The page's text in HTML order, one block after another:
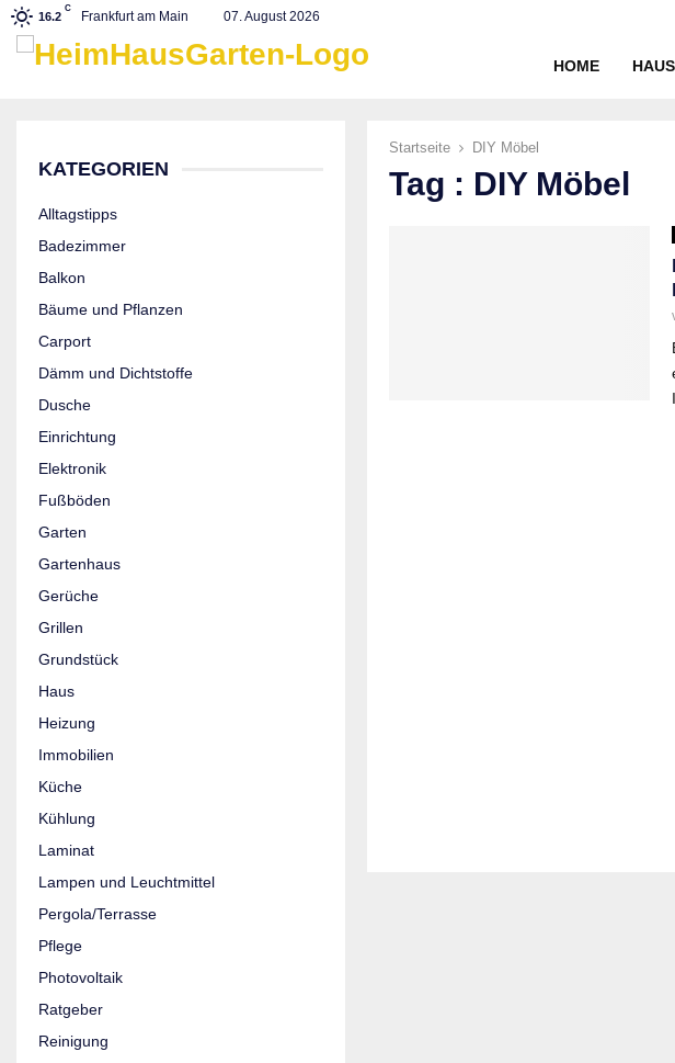
16.2
C
Frankfurt am Main 07. August 2026
HOME HAUS
Startseite DIY Möbel
Tag : DIY Möbel
KATEGORIEN
Alltagstipps
Badezimmer
Balkon
Bäume und Pflanzen
Carport
Dämm und Dichtstoffe
Dusche
Einrichtung
Elektronik
Fußböden
Garten
Gartenhaus
Gerüche
Grillen
Grundstück
Haus
Heizung
Immobilien
Küche
Kühlung
Laminat
Lampen und Leuchtmittel
Pergola/Terrasse
Pflege
Photovoltaik
Ratgeber
Reinigung